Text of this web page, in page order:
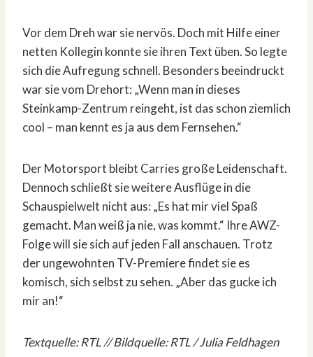
Vor dem Dreh war sie nervös. Doch mit Hilfe einer
netten Kollegin konnte sie ihren Text üben. So legte
sich die Aufregung schnell. Besonders beeindruckt
war sie vom Drehort: „Wenn man in dieses
Steinkamp-Zentrum reingeht, ist das schon ziemlich
cool – man kennt es ja aus dem Fernsehen.“
Der Motorsport bleibt Carries große Leidenschaft.
Dennoch schließt sie weitere Ausflüge in die
Schauspielwelt nicht aus: „Es hat mir viel Spaß
gemacht. Man weiß ja nie, was kommt.“ Ihre AWZ-
Folge will sie sich auf jeden Fall anschauen. Trotz
der ungewohnten TV-Premiere findet sie es
komisch, sich selbst zu sehen. „Aber das gucke ich
mir an!“
Textquelle: RTL // Bildquelle: RTL / Julia Feldhagen